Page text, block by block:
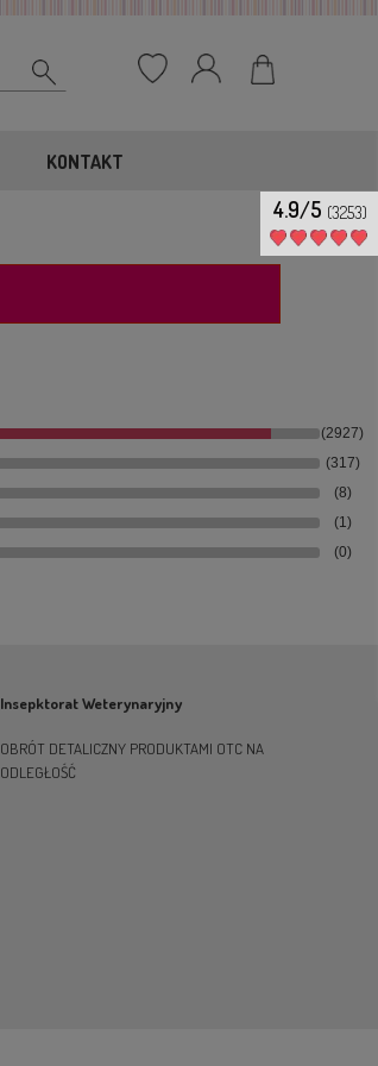
KONTAKT
(2927)
(317)
(8)
(1)
(0)
Insepktorat Weterynaryjny
OBRÓT DETALICZNY PRODUKTAMI OTC NA
ODLEGŁOŚĆ
4.9/5 (3253)